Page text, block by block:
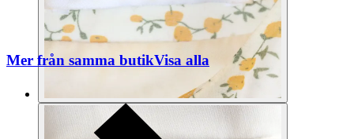
Mer från samma butikVisa alla